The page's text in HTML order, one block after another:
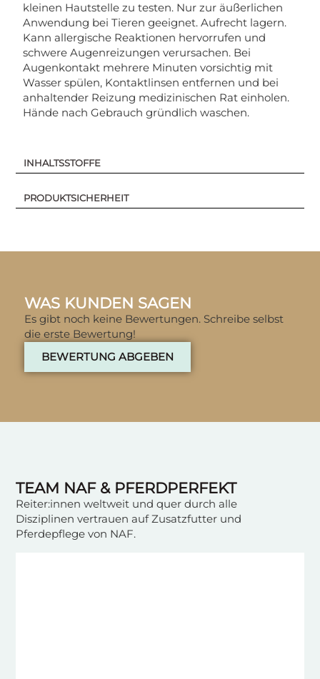
INHALTSSTOFFE
PRODUKTSICHERHEIT
kleinen Hautstelle zu testen. Nur zur äußerlichen
Anwendung bei Tieren geeignet. Aufrecht lagern.
Kann allergische Reaktionen hervorrufen und
schwere Augenreizungen verursachen. Bei
Augenkontakt mehrere Minuten vorsichtig mit
Wasser spülen, Kontaktlinsen entfernen und bei
anhaltender Reizung medizinischen Rat einholen.
Hände nach Gebrauch gründlich waschen.
WAS KUNDEN SAGEN
Es gibt noch keine Bewertungen. Schreibe selbst
die erste Bewertung!
BEWERTUNG ABGEBEN
TEAM NAF & PFERDPERFEKT
Reiter:innen weltweit und quer durch alle
Disziplinen vertrauen auf Zusatzfutter und
Pferdepflege von NAF.